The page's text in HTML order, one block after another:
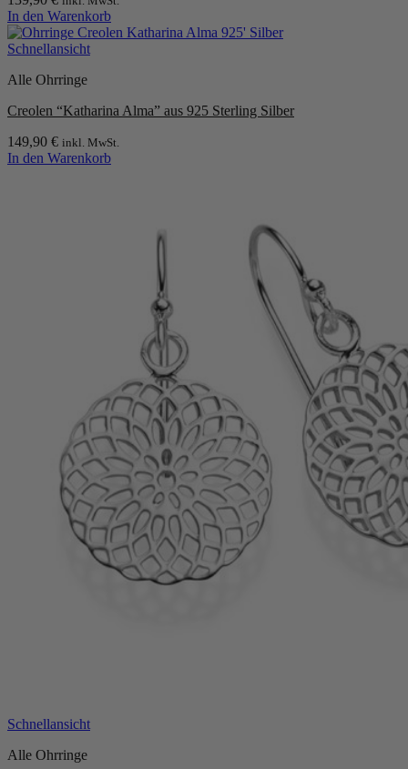
In den Warenkorb
Schnellansicht
Alle Ohrringe
Creolen “Katharina Alma” aus 925 Sterling Silber
149,90 € inkl. MwSt.
In den Warenkorb
Schnellansicht
Alle Ohrringe